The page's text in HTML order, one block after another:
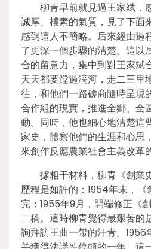
柳青早前就見過王家斌，
誠厚、樸素的氣質，見了下面
感到這人不簡略。后來經由過
了更深一個步驟的清楚。這以
合的留意力，集中到對王家斌
天天都要蹚過滈河，走二三里
往，和他們一路磋商隨時呈現
合作組的現實，推進全鄉、全
動。同時，他也細心地清楚這
家史，體察他們的生涯和心思
來創作反應農業社會主義改革
據相干材料，柳青《創業
歷程是如許的：1954年末，
完；1955年9月，開端修正《
二稿。這時柳青覺得最艱苦的
詢拜訪王曲一帶的汗青。